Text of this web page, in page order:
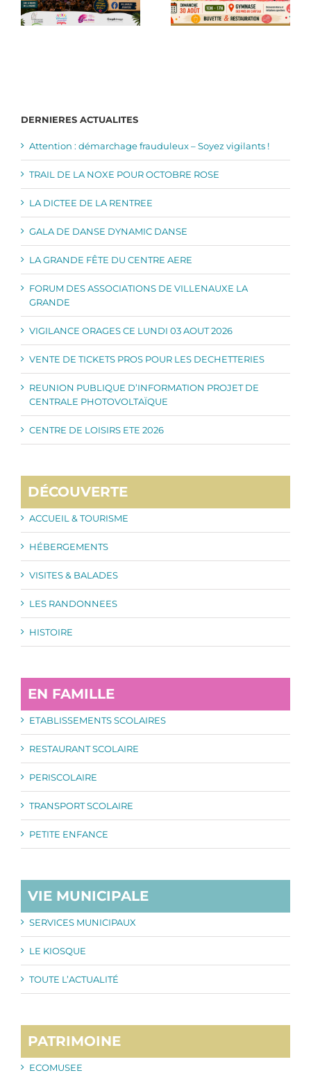
DERNIERES ACTUALITES
Attention : démarchage frauduleux – Soyez vigilants !
TRAIL DE LA NOXE POUR OCTOBRE ROSE
LA DICTEE DE LA RENTREE
GALA DE DANSE DYNAMIC DANSE
LA GRANDE FÊTE DU CENTRE AERE
FORUM DES ASSOCIATIONS DE VILLENAUXE LA
GRANDE
VIGILANCE ORAGES CE LUNDI 03 AOUT 2026
VENTE DE TICKETS PROS POUR LES DECHETTERIES
REUNION PUBLIQUE D’INFORMATION PROJET DE
CENTRALE PHOTOVOLTAÏQUE
CENTRE DE LOISIRS ETE 2026
DÉCOUVERTE
ACCUEIL & TOURISME
HÉBERGEMENTS
VISITES & BALADES
LES RANDONNEES
HISTOIRE
EN FAMILLE
ETABLISSEMENTS SCOLAIRES
RESTAURANT SCOLAIRE
PERISCOLAIRE
TRANSPORT SCOLAIRE
PETITE ENFANCE
VIE MUNICIPALE
SERVICES MUNICIPAUX
LE KIOSQUE
TOUTE L’ACTUALITÉ
PATRIMOINE
ECOMUSEE